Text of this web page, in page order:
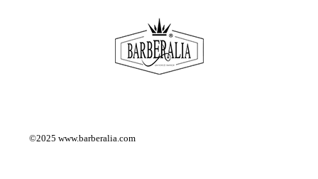
©2025www.barberalia.com